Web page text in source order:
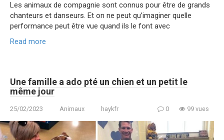
Les animaux de compagnie sont connus pour être de grands
chanteurs et danseurs. Et on ne peut qu’imaginer quelle
performance peut être vue quand ils le font avec
Read more
Une famille a ado pté un chien et un petit le
même jour
25/02/2023 Animaux haykfr 0 99 vues